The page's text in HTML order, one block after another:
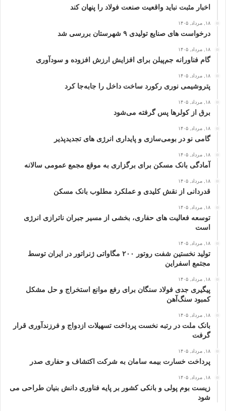
اخبار مثبت نباید واقعیت صنعت فولاد را پنهان کند
۱۸, مرداد, ۱۴۰۵
درخواست‌ های صنایع تولیدی ۹ شهرستان بررسی شد
۱۸, مرداد, ۱۴۰۵
گام فناورانه جم‌پیلن برای افزایش ارزش افزوده و سودآوری
۱۸, مرداد, ۱۴۰۵
پتروشیمی نوری رکورد ساخت داخل را جابه‌جا کرد
۱۸, مرداد, ۱۴۰۵
برق از کولرها پس گرفته می‌شود
۱۸, مرداد, ۱۴۰۵
گامی نو در بومی‌سازی و پایداری انرژی‌ های تجدیدپذیر
۱۸, مرداد, ۱۴۰۵
آمادگی بانک مسکن برای برگزاری به موقع مجمع عمومی سالانه
۱۸, مرداد, ۱۴۰۵
قدردانی از نقش کلیدی و عملکرد مطلوب بانک مسکن
۱۸, مرداد, ۱۴۰۵
توسعه فعالیت‌ های حفاری، بخشی از مسیر جبران ناترازی انرژی
است
۱۸, مرداد, ۱۴۰۵
تولید نخستین شفت روتور ۲۰۰ مگاواتی ژنراتور در ایران توسط
مجتمع اسفراین
۱۸, مرداد, ۱۴۰۵
پیگیری جدی فولاد سنگان برای رفع موانع استخراج و حل مشکل
کمبود سنگ‌آهن
۱۸, مرداد, ۱۴۰۵
بانک ملت در رتبه نخست پرداخت تسهیلات ازدواج و فرزندآوری قرار
گرفت
۱۸, مرداد, ۱۴۰۵
پرداخت خسارت بیمه سامان به شرکت اکتشاف و حفاری صدر
۱۸, مرداد, ۱۴۰۵
زیست بوم پولی و بانکی کشور بر پایه فناوری دانش بنیان طراحی می
شود